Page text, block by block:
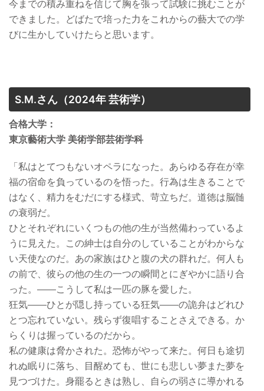
今までの積み重ねを信じて胸を張って試験に挑むことが
できました。どばたで培った力をこれからの藝大での学
びに生かしていけたらと思います。
S.M.さん （2024年 芸術学）
合格大学：
東京藝術大学 美術学部芸術学科
「私はとてつもないオペラになった。あらゆる存在が幸
福の宿命を負っているのを悟った。行為は生きることで
はなく、精力をむだにする様式、苛立ちだ。道徳は脳髄
の衰弱だ。
ひとそれぞれにいくつもの他の生が当然備わっているよ
うに見えた。この紳士は自分のしていることがわからな
い天使なのだ。あの家族はひと腹の犬の群れだ。何人も
の前で、彼らの他の生の一つの瞬間とにぎやかに語り合
った。——こうして私は一匹の豚を愛した。
狂気——ひとが隠し持っている狂気——の詭弁はどれひ
とつ忘れていない。残らず復唱することさえできる。か
らくりは握っているのだから。
私の健康は脅かされた。恐怖がやって来た。何日も途切
れぬ眠りに落ち、目醒めても、世にも悲しい夢また夢を
見つづけた。身罷るときは熟し、自らの弱さに導かれる